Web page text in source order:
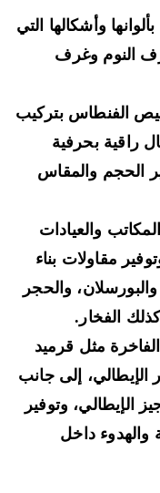
وأشكالها التي
النوم وغرف
الفنطاس بتركيب
بحرفية
والمقاس
والعيادات
مقاولات بناء
والحجر
الفخار.
مثل قرميد
إلى جانب
وتوفير
داخل